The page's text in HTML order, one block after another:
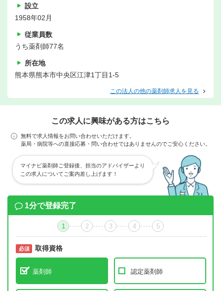
設立
1958年02月
従業員数
うち薬剤師77名
所在地
熊本県熊本市中央区江津1丁目1-5
この法人の他の薬剤師求人を見る
この求人に興味がある方はこちら
無料で求人情報をお問い合わせいただけます。
薬局・病院等への直接応募・問い合わせではありませんのでご安心ください。
マイナビ薬剤師ご登録後、担当のアドバイザーより
この求人についてご案内差し上げます！
1分で登録完了
1 2 3 4 5
必須 取得資格
薬剤師 認定薬剤師